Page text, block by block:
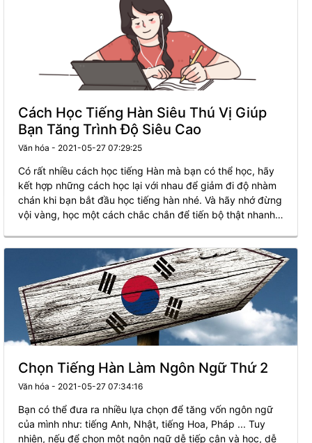
Cách Học Tiếng Hàn Siêu Thú Vị Giúp
Bạn Tăng Trình Độ Siêu Cao
Văn hóa - 2021-05-27 07:29:25
Có rất nhiều cách học tiếng Hàn mà bạn có thể học, hãy
kết hợp những cách học lại với nhau để giảm đi độ nhàm
chán khi bạn bắt đầu học tiếng hàn nhé. Và hãy nhớ đừng
vội vàng, học một cách chắc chắn để tiến bộ thật nhanh
Chọn Tiếng Hàn Làm Ngôn Ngữ Thứ 2
Văn hóa - 2021-05-27 07:34:16
Bạn có thể đưa ra nhiều lựa chọn để tăng vốn ngôn ngữ
của mình như: tiếng Anh, Nhật, tiếng Hoa, Pháp ... Tuy
nhiên, nếu để chọn một ngôn ngữ dễ tiếp cận và học, dễ